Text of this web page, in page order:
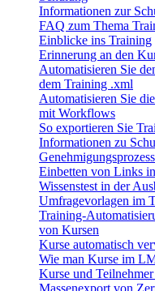
Informationen zur
FAQ zum Thema
Einblicke ins Training
Erinnerung an den
Automatisieren Sie
dem Training .xml
Automatisieren Sie
mit Workflows
So exportieren Sie
Informationen zu
Einbetten von Links
Wissenstest in der
Umfragevorlagen im
Training-
von Kursen
Kurse automatisch
Wie man Kurse im
Kurse und
Massenexport von